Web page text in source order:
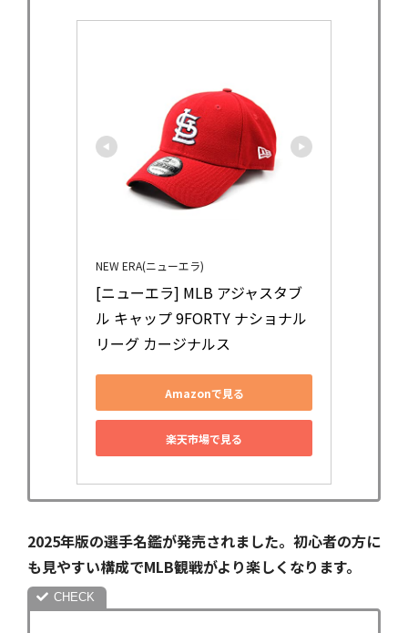
NEW ERA(ニューエラ)
[ニューエラ] MLB アジャスタブ
ル キャップ 9FORTY ナショナル
リーグ カージナルス
Amazonで見る
楽天市場で見る
2025年版の選手名鑑が発売されました。初心者の方に
も見やすい構成でMLB観戦がより楽しくなります。